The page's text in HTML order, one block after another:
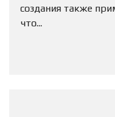
создания также
что...